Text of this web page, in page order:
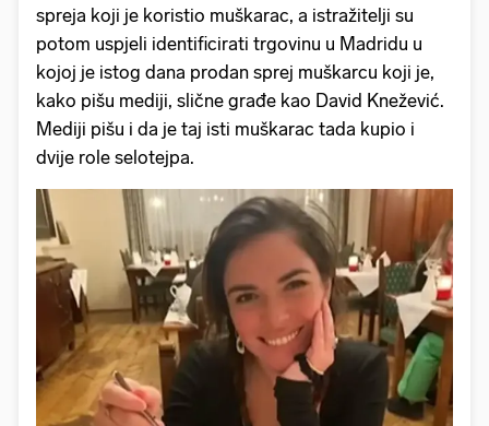
spreja koji je koristio muškarac, a istražitelji su
potom uspjeli identificirati trgovinu u Madridu u
kojoj je istog dana prodan sprej muškarcu koji je,
kako pišu mediji, slične građe kao David Knežević.
Mediji pišu i da je taj isti muškarac tada kupio i
dvije role selotejpa.